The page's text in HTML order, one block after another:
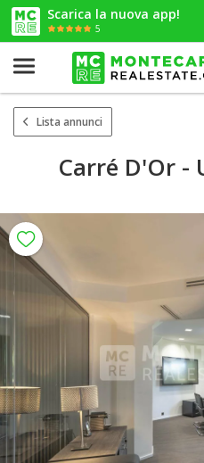
Scarica la nuova app!
5
Lista annunci
Carré D'Or -